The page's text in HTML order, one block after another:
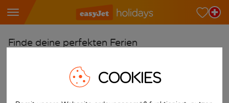
Finde deine perfekten Ferien
Wähle deine FlughäfenCOOKIES